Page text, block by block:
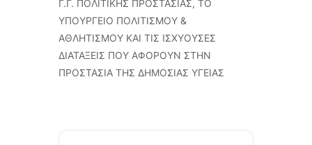
Γ.Γ. ΠΟΛΙΤΙΚΗΣ ΠΡΟΣΤΑΣΙΑΣ, ΤΟ
ΥΠΟΥΡΓΕΙΟ ΠΟΛΙΤΙΣΜΟΥ &
ΑΘΛΗΤΙΣΜΟΥ ΚΑΙ ΤΙΣ ΙΣΧΥΟΥΣΕΣ
ΔΙΑΤΑΞΕΙΣ ΠΟΥ ΑΦΟΡΟΥΝ ΣΤΗΝ
ΠΡΟΣΤΑΣΙΑ ΤΗΣ ΔΗΜΟΣΙΑΣ ΥΓΕΙΑΣ